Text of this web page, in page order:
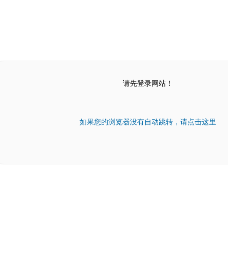
请先登录网站！
如果您的浏览器没有自动跳转，请点击这里